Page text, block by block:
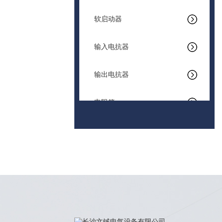
软启动器
输入电抗器
输出电抗器
电阻箱